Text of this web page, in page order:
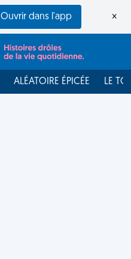
Ouvrir dans l'app ×
ALÉATOIRE ÉPICÉE LE